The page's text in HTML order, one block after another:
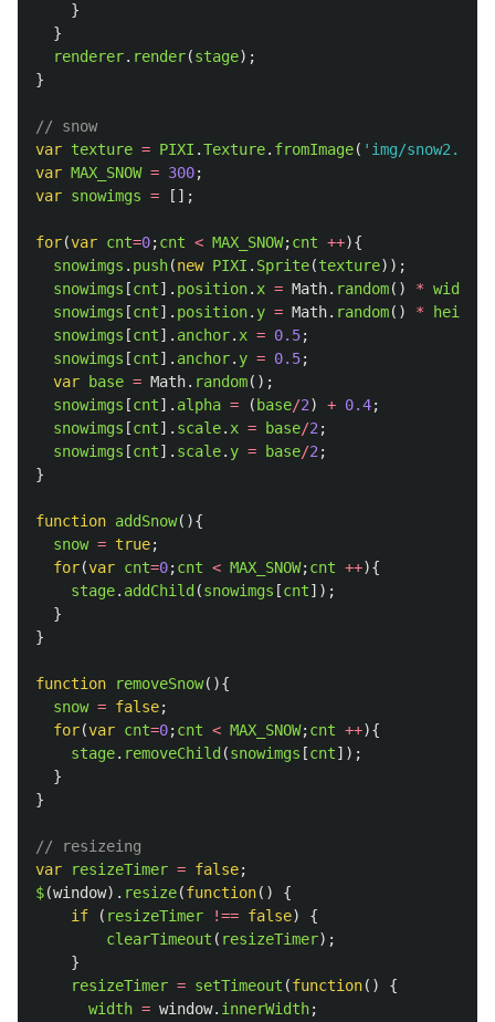
}
}
renderer. render(stage);
}
// snow
var texture = PIXI .Texture. fromImage( ' img/snow2.png
var MAX_SNOW = 300;
var snowimgs = [];
for(var cnt=0;cnt < MAX_SNOW;cnt ++){
snowimgs . push(new PIXI . Sprite(texture));
snowimgs [cnt]. position. x = Math. random() * width
snowimgs [cnt]. position. y = Math. random() * height
snowimgs [cnt]. anchor. x = 0.5;
snowimgs [cnt]. anchor. y = 0.5;
var
base = Math. random();
snowimgs [cnt]. alpha = ( base/2) + 0.4;
snowimgs [cnt]. scale. x = base/2 ;
snowimgs [cnt]. scale. y = base/2 ;
}
function addSnow(){
snow = true;
for(var cnt=0;cnt < MAX_SNOW;cnt ++){
stage. addChild (snowimgs [cnt]);
}
}
function removeSnow(){
snow = false;
for(var cnt=0;cnt < MAX_SNOW;cnt ++){
stage. removeChild (snowimgs [cnt]);
}
}
// resizeing
var
resizeTimer = false;
$(window). resize(function()
{
if
( resizeTimer !== false)
{
clearTimeout ( resizeTimer);
}
resizeTimer = setTimeout (function()
{
width = window. innerWidth;